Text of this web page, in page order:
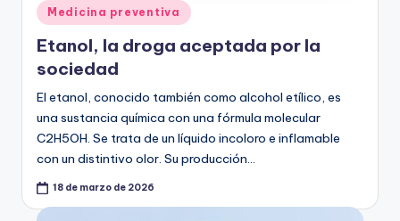
Publicado
en
Medicina preventiva
Etanol, la droga aceptada por la
sociedad
El etanol, conocido también como alcohol etílico, es
una sustancia química con una fórmula molecular
C2H5OH. Se trata de un líquido incoloro e inflamable
con un distintivo olor. Su producción…
18 de marzo de 2026